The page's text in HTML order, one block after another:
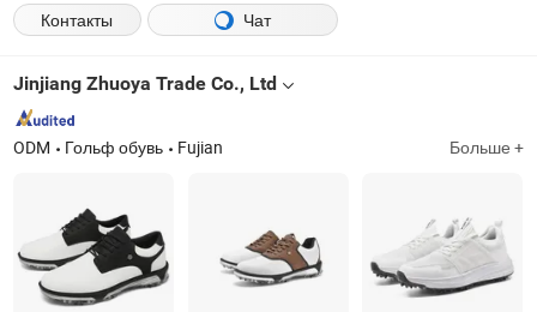
Контакты
Чат
Jinjiang Zhuoya Trade Co., Ltd
ODM Гольф обувь Fujian Больше +